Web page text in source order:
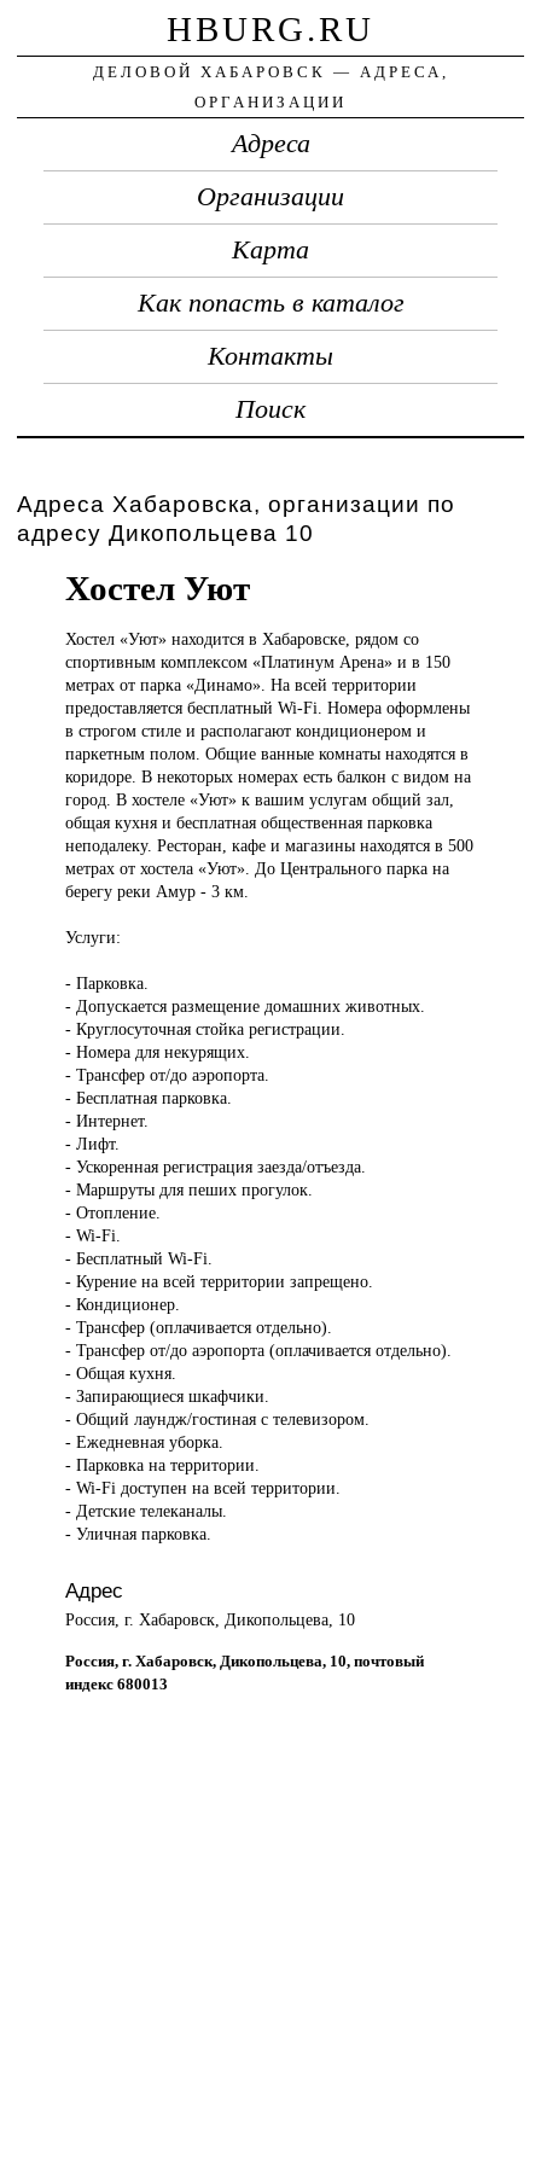
HBURG.RU
ДЕЛОВОЙ ХАБАРОВСК — АДРЕСА,
ОРГАНИЗАЦИИ
Адреса
Организации
Карта
Как попасть в каталог
Контакты
Поиск
Адреса Хабаровска, организации по
адресу Дикопольцева 10
Хостел Уют
Хостел «Уют»находится в Хабаровске, рядом со
спортивным комплексом «Платинум Арена» и в 150
метрах от парка «Динамо». На всей территории
предоставляется бесплатный Wi-Fi. Номера оформлены
в строгом стиле и располагают кондиционером и
паркетным полом. Общие ванные комнаты находятся в
коридоре. В некоторых номерах есть балкон с видом на
город. В хостеле «Уют» к вашим услугам общий зал,
общая кухня и бесплатная общественная парковка
неподалеку. Ресторан, кафе и магазины находятся в 500
метрах от хостела «Уют». До Центрального парка на
берегу реки Амур - 3 км.
Услуги:
- Парковка.
- Допускается размещение домашних животных.
- Круглосуточная стойка регистрации.
- Номера для некурящих.
- Трансфер от/до аэропорта.
- Бесплатная парковка.
- Интернет.
- Лифт.
- Ускоренная регистрация заезда/отъезда.
- Маршруты для пеших прогулок.
- Отопление.
- Wi-Fi.
- Бесплатный Wi-Fi.
- Курение на всей территории запрещено.
- Кондиционер.
- Трансфер (оплачивается отдельно).
- Трансфер от/до аэропорта (оплачивается отдельно).
- Общая кухня.
- Запирающиеся шкафчики.
- Общий лаундж/гостиная с телевизором.
- Ежедневная уборка.
- Парковка на территории.
- Wi-Fi доступен на всей территории.
- Детские телеканалы.
- Уличная парковка.
Адрес
Россия, г. Хабаровск, Дикопольцева, 10
Россия, г. Хабаровск, Дикопольцева, 10, почтовый
индекс 680013